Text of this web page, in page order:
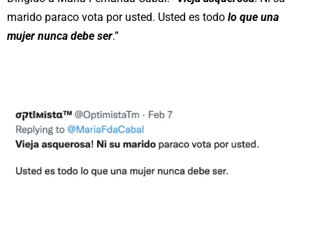
marido paraco vota por usted. Usted es todo lo que una
mujer nunca debe ser.”